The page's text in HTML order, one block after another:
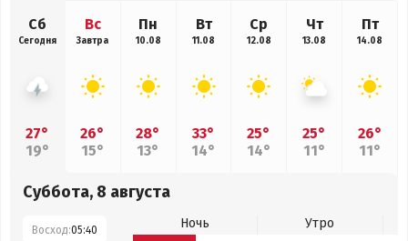
Сб
Сегодня
27°
19°
Вс
Завтра
26°
15°
Пн
10.08
28°
13°
Вт
11.08
33°
14°
Ср
12.08
25°
14°
Чт
13.08
25°
11°
Пт
14.08
26°
11°
Суббота, 8 августа
Восход:05:40 Ночь
Утро